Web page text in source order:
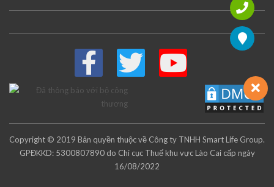
Copyright © 2019 Bản quyền thuộc về Công ty TNHH Smart Life Group.
GPĐKKD: 5300807890 do Chi cục Thuế khu vực Lào Cai cấp ngày
16/08/2022